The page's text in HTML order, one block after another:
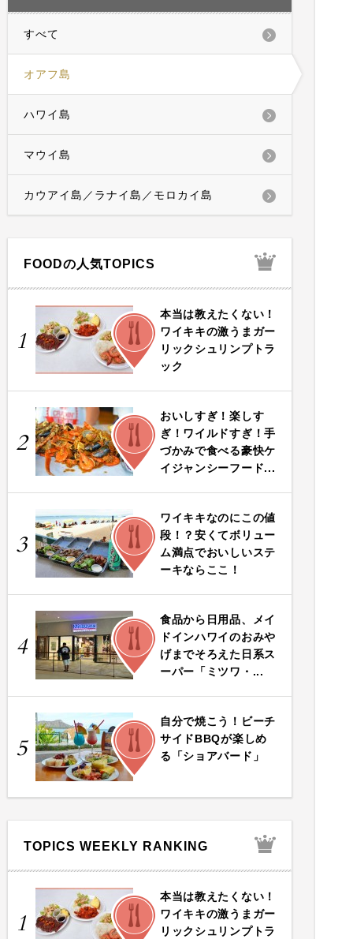
すべて
オアフ島
ハワイ島
マウイ島
カウアイ島／ラナイ島／モロカイ島
FOODの人気TOPICS
1
FOOD
本当は教えたくない！
ワイキキの激うまガー
リックシュリンプトラ
ック
2
FOOD
おいしすぎ！楽しす
ぎ！ワイルドすぎ！手
づかみで食べる豪快ケ
イジャンシーフード...
3
FOOD
ワイキキなのにこの値
段！？安くてボリュー
ム満点でおいしいステ
ーキならここ！
4
FOOD
食品から日用品、メイ
ドインハワイのおみや
げまでそろえた日系ス
ーパー「ミツワ・...
5
FOOD
自分で焼こう！ビーチ
サイドBBQが楽しめ
る「ショアバード」
TOPICS WEEKLY RANKING
1
FOOD
本当は教えたくない！
ワイキキの激うまガー
リックシュリンプトラ